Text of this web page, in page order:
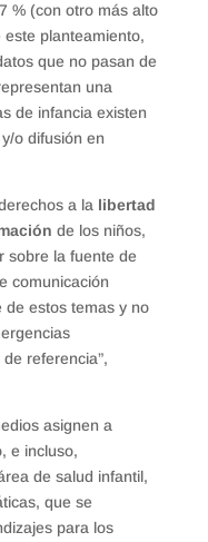
% (con otro más alto
planteamiento,
que no pasan de
una
de infancia existen
o difusión en
a la libertad
de los niños,
sobre la fuente de
comunicación
de estos temas y no
referencia”,
asignen a
e incluso,
de salud infantil,
que se
para los